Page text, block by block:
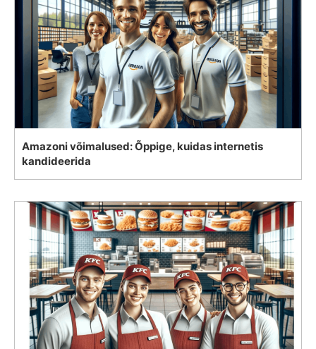
Amazoni võimalused: Õppige, kuidas internetis
kandideerida